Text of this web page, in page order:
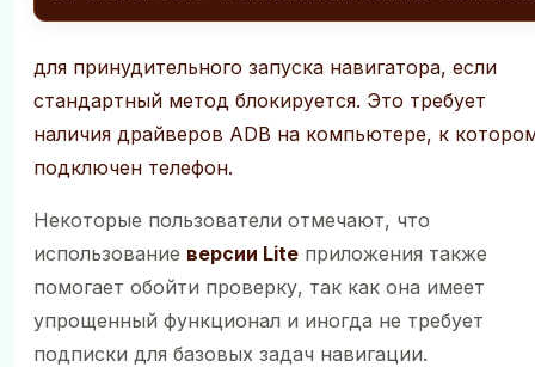
для принудительного запуска навигатора, если
стандартный метод блокируется. Это требует
наличия драйверов ADB на компьютере, к
подключен телефон.
Некоторые пользователи отмечают, что
использование версии Lite приложения также
помогает обойти проверку, так как она имеет
упрощенный функционал и иногда не требует
подписки для базовых задач навигации.